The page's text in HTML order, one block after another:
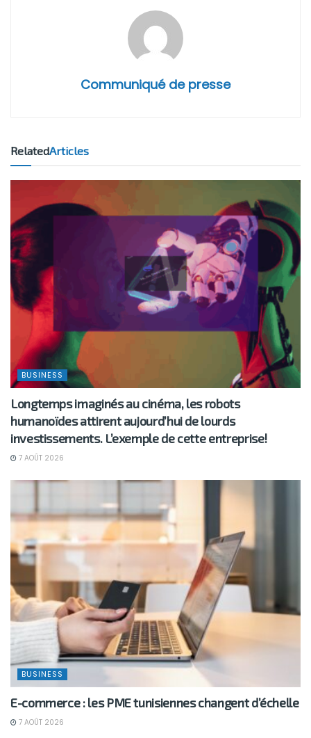
Communiqué de presse
RelatedArticles
BUSINESS
Longtemps imaginés au cinéma, les robots
humanoïdes attirent aujourd’hui de lourds
investissements. L’exemple de cette entreprise!
7 AOÛT 2026
BUSINESS
E-commerce : les PME tunisiennes changent d’échelle
7 AOÛT 2026